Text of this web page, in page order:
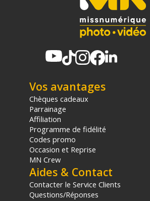
Vos avantages
Chèques cadeaux
Parrainage
Affiliation
Programme de fidélité
Codes promo
Occasion et Reprise
MN Crew
Aides & Contact
Contacter le Service Clients
Questions/Réponses